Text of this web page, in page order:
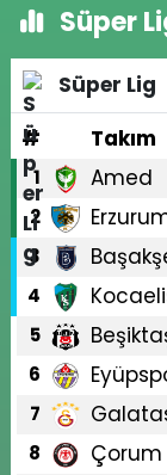
Süper
Süper Lig
#
Takım
1 Amed
2
3
4
5
6
7
8 Çorum